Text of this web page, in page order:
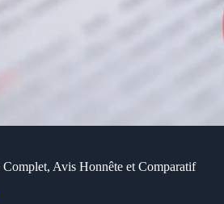
Avis Honnête et Comparatif